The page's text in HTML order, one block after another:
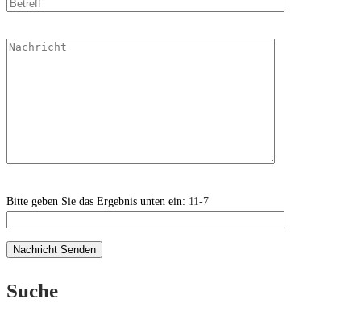
Bitte geben Sie das Ergebnis unten ein: 11-7
Suche